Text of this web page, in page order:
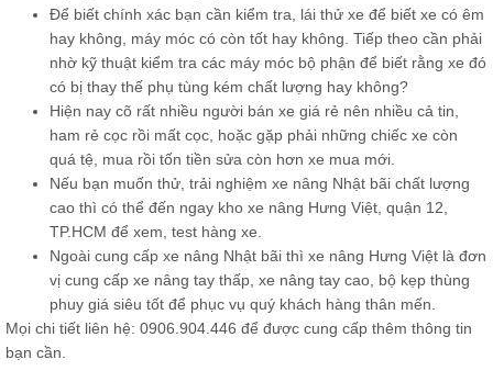
Để biết chính xác bạn cần kiểm tra, lái thử xe để biết xe có êm
hay không, máy móc có còn tốt hay không. Tiếp theo cần phải
nhờ kỹ thuật kiểm tra các máy móc bộ phận để biết rằng xe đó
có bị thay thế phụ tùng kém chất lượng hay không?
Hiện nay cõ rất nhiều người bán xe giá rẻ nên nhiều cả tin,
ham rẻ cọc rồi mất cọc, hoặc gặp phải những chiếc xe còn
quá tệ, mua rồi tốn tiền sửa còn hơn xe mua mới.
Nếu bạn muốn thử, trải nghiệm xe nâng Nhật bãi chất lượng
cao thì có thể đến ngay kho xe nâng Hưng Việt, quận 12,
TP.HCM để xem, test hàng xe.
Ngoài cung cấp xe nâng Nhật bãi thì xe nâng Hưng Việt là đơn
vị cung cấp xe nâng tay thấp xe nâng tay cao , bộ kẹp thùng
phuy giá siêu tốt để phục vụ quý khách hàng thân mến.
Mọi chi tiết liên hệ: 0906.904.446 để được cung cấp thêm thông tin
bạn cần.